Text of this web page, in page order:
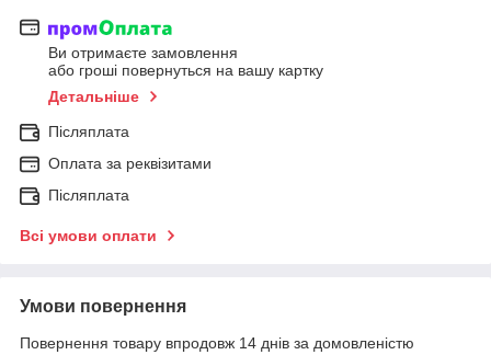
Ви отримаєте замовлення
або гроші повернуться на вашу картку
Детальніше
Післяплата
Оплата за реквізитами
Післяплата
Всі умови оплати
Умови повернення
Повернення товару впродовж 14 днів за домовленістю